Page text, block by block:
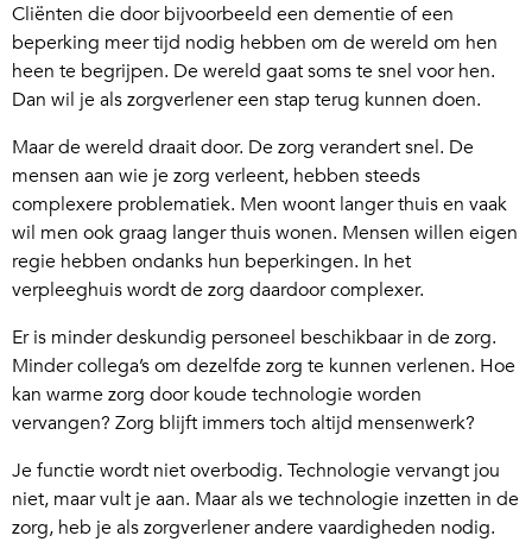
Cliënten die door bijvoorbeeld een dementie of een
beperking meer tijd nodig hebben om de wereld om hen
heen te begrijpen. De wereld gaat soms te snel voor hen.
Dan wil je als zorgverlener een stap terug kunnen doen.
Maar de wereld draait door. De zorg verandert snel. De
mensen aan wie je zorg verleent, hebben steeds
complexere problematiek. Men woont langer thuis en vaak
wil men ook graag langer thuis wonen. Mensen willen eigen
regie hebben ondanks hun beperkingen. In het
verpleeghuis wordt de zorg daardoor complexer.
Er is minder deskundig personeel beschikbaar in de zorg.
Minder collega’s om dezelfde zorg te kunnen verlenen. Hoe
kan warme zorg door koude technologie worden
vervangen? Zorg blijft immers toch altijd mensenwerk?
Je functie wordt niet overbodig. Technologie vervangt jou
niet, maar vult je aan. Maar als we technologie inzetten in de
zorg, heb je als zorgverlener andere vaardigheden nodig.